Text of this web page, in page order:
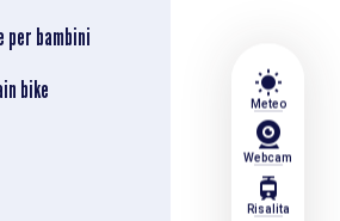
wb_sunny
Meteo
Webcam
tram
Risalita
bambini
bike